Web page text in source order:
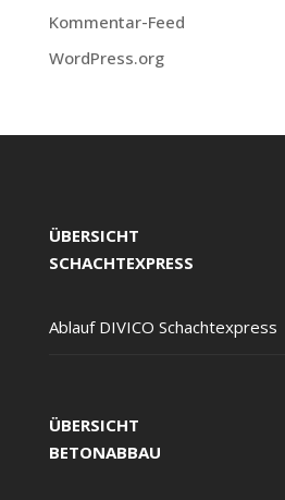
Kommentar-Feed
WordPress.org
ÜBERSICHT
SCHACHTEXPRESS
Ablauf DIVICO Schachtexpress
ÜBERSICHT
BETONABBAU